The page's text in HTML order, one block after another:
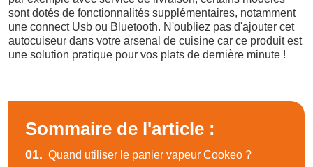
sont dotés de fonctionnalités supplémentaires, notamment
une connect Usb ou Bluetooth. N'oubliez pas d'ajouter cet
autocuiseur dans votre arsenal de cuisine car ce produit est
une solution pratique pour vos plats de dernière minute !
Sommaire de l'article :
01. Quand utiliser le panier vapeur Cookeo ?